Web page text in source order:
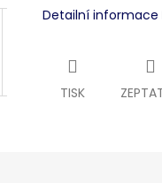
Detailní informace
TISK